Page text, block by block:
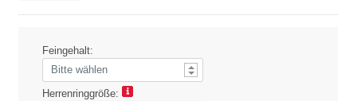
Feingehalt:
Herrenringgröße: